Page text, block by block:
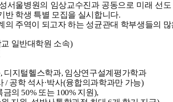
서울병원의 임상교수진과 공동으로 미래 선
반 학생 특별 모집을 실시합니다.
의 주역이 되고자 하는 성균관대 학부생들의
일반대학원 소속)
디지털헬스학과, 임상연구설계평가학과
/ 공학 석사·박사(융합의과학과만 가능)
의 50% 또는 100% 지원),